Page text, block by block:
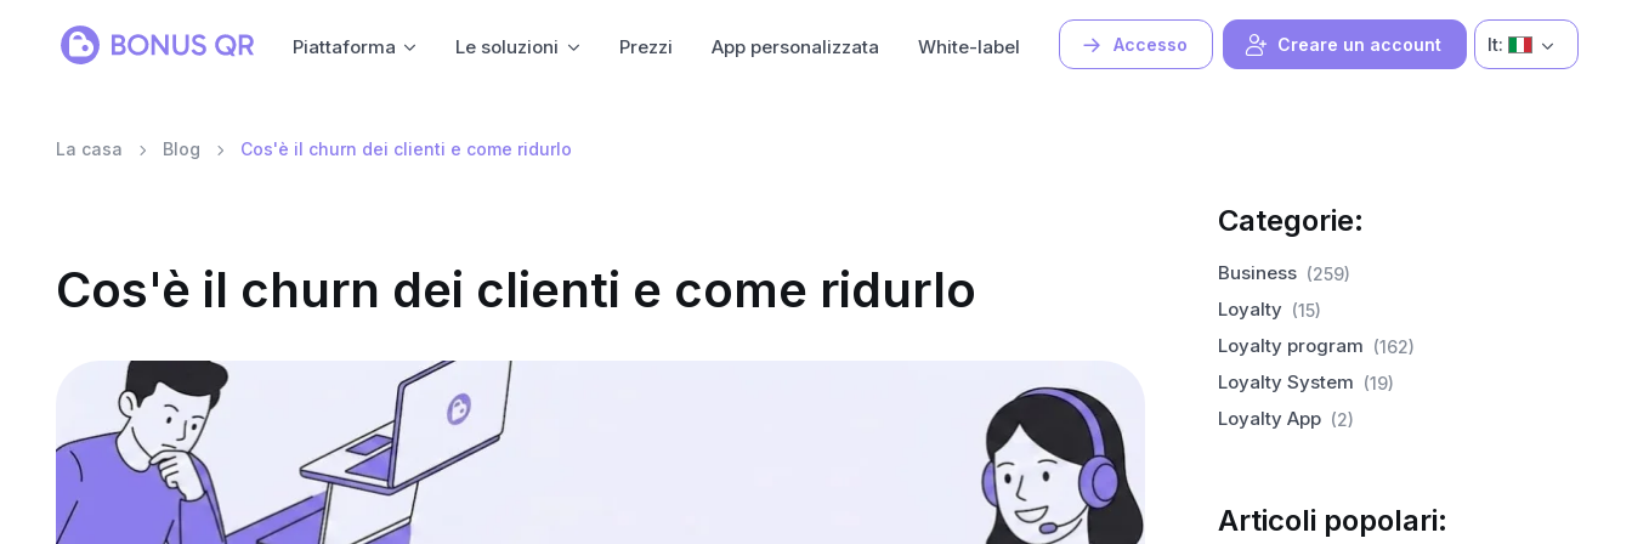
Accesso Creare un account
Piattaforma Le soluzioni Prezzi App personalizzata White-label It:
La casa Blog Cos'è il churn dei clienti e come ridurlo
Cos'è il churn dei clienti e come ridurlo
Categorie:
Business (259)
Loyalty (15)
Loyalty program (162)
Loyalty System (19)
Loyalty App (2)
Articoli popolari: